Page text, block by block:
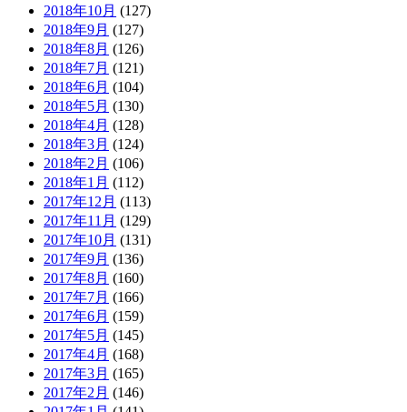
2018年10月 (127)
2018年9月 (127)
2018年8月 (126)
2018年7月 (121)
2018年6月 (104)
2018年5月 (130)
2018年4月 (128)
2018年3月 (124)
2018年2月 (106)
2018年1月 (112)
2017年12月 (113)
2017年11月 (129)
2017年10月 (131)
2017年9月 (136)
2017年8月 (160)
2017年7月 (166)
2017年6月 (159)
2017年5月 (145)
2017年4月 (168)
2017年3月 (165)
2017年2月 (146)